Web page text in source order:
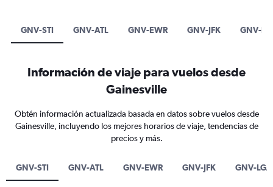
GNV-STI GNV-ATL GNV-EWR GNV-JFK GNV-
Información de viaje para vuelos desde
Gainesville
Obtén información actualizada basada en datos sobre vuelos desde
Gainesville, incluyendo los mejores horarios de viaje, tendencias de
precios y más.
GNV-STI GNV-ATL GNV-EWR GNV-JFK GNV-LGA